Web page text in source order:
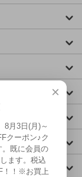
×
8月3日(月)～
クーポン♪ク
。既に会員の
ます。税込
！！※お買上